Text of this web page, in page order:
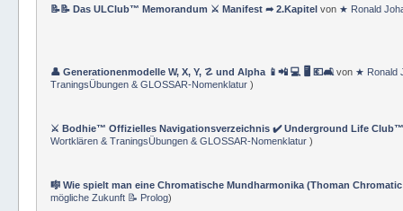
📝📝 Das ULClub™ Memorandum ⚔ Manifest ➦ 2.Kapitelvon ★ Ronald
👤 Generationenmodelle W, X, Y, ☡ und Alpha 📱📲 💻 🖥️ 💶🛋️ von ★ Ronald
TraningsÜbungen & GLOSSAR-Nomenklatur)
⚔️ Bodhie™ Offizielles Navigationsverzeichnis ✔️ Underground Life Club™
Wortklären & TraningsÜbungen & GLOSSAR-Nomenklatur)
🎼 Wie spielt man eine Chromatische Mundharmonika (Thoman
mögliche Zukunft 📝 Prolog)